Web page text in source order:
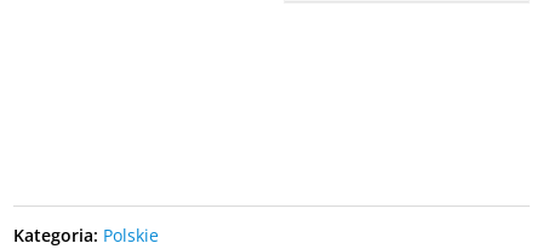
Kategoria: Polskie